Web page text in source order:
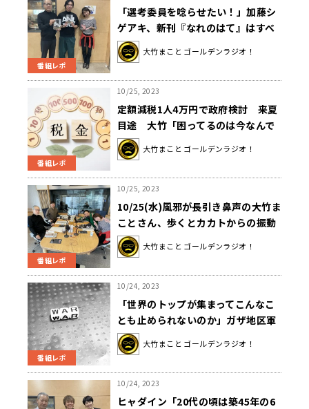
番組レポ
「選考委員を唸らせたい！」加藤シ
ゲアキ、新刊『なれのはて』はすべ
てを込めた自信作
大竹まこと ゴールデンラジオ！
番組レポ
10/25, 2023
定額減税1人4万円で政府検討 来夏
目途 大竹「困ってるのは今なんで
すけど」
大竹まこと ゴールデンラジオ！
番組レポ
10/25, 2023
10/25(水)風邪が長引き鼻声の大竹ま
ことさん、歩くとカカトからの振動
で鼻の奥がズキズキ…
大竹まこと ゴールデンラジオ！
番組レポ
10/24, 2023
「世界のトップが集まってこんなこ
とも止められないのか」ガザ地区軍
事衝突に怒りの叫び
大竹まこと ゴールデンラジオ！
10/24, 2023
ヒャダイン「20代の頃は築45年の6